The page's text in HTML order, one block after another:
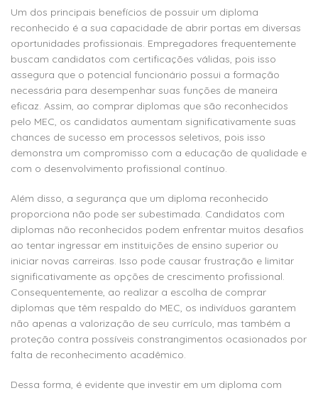
Um dos principais benefícios de possuir um diploma
reconhecido é a sua capacidade de abrir portas em diversas
oportunidades profissionais. Empregadores frequentemente
buscam candidatos com certificações válidas, pois isso
assegura que o potencial funcionário possui a formação
necessária para desempenhar suas funções de maneira
eficaz. Assim, ao comprar diplomas que são reconhecidos
pelo MEC, os candidatos aumentam significativamente suas
chances de sucesso em processos seletivos, pois isso
demonstra um compromisso com a educação de qualidade e
com o desenvolvimento profissional contínuo.
Além disso, a segurança que um diploma reconhecido
proporciona não pode ser subestimada. Candidatos com
diplomas não reconhecidos podem enfrentar muitos desafios
ao tentar ingressar em instituições de ensino superior ou
iniciar novas carreiras. Isso pode causar frustração e limitar
significativamente as opções de crescimento profissional.
Consequentemente, ao realizar a escolha de comprar
diplomas que têm respaldo do MEC, os indivíduos garantem
não apenas a valorização de seu currículo, mas também a
proteção contra possíveis constrangimentos ocasionados por
falta de reconhecimento acadêmico.
Dessa forma, é evidente que investir em um diploma com